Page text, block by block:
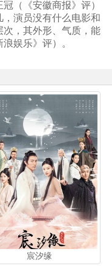
（《安徽商报》评）
演员没有什么电影和
，其外形、气质，能
娱乐》评）。
宸汐缘